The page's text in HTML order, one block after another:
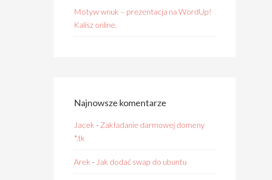
Motyw wnuk – prezentacja na WordUp!
Kalisz online.
Najnowsze komentarze
Jacek - Zakładanie darmowej domeny
*.tk
Arek - Jak dodać swap do ubuntu